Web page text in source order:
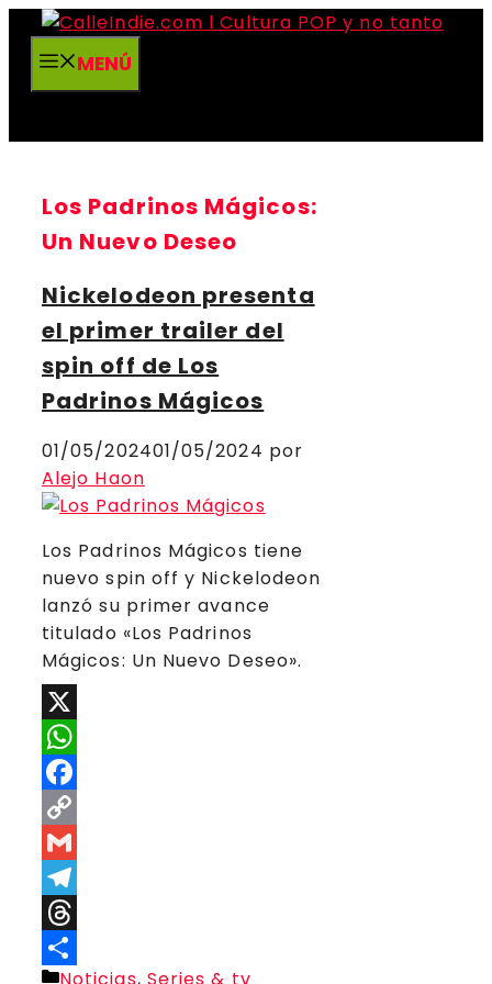
Saltar
contenidoMENÚ
Los Padrinos Mágicos:
Un Nuevo Deseo
Nickelodeon presenta
el primer trailer del
spin off de Los
Padrinos Mágicos
01/05/202401/05/2024 por
Alejo Haon
Los Padrinos Mágicos tiene
nuevo spin off y Nickelodeon
lanzó su primer avance
titulado «Los Padrinos
Mágicos: Un Nuevo Deseo».
X
WhatsApp
Facebook
Copy
Link
Gmail
Telegram
Threads
Categorías